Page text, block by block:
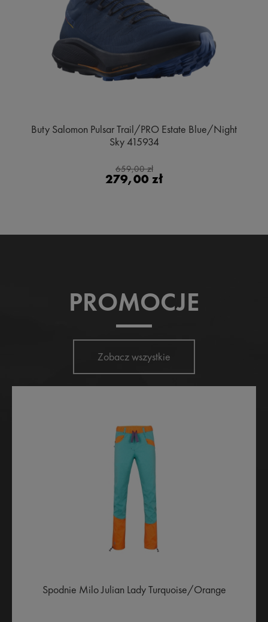
Buty Salomon Pulsar Trail/PRO Estate Blue/Night
Sky 415934
659,00 zł
279,00 zł
PROMOCJE
Zobacz wszystkie
Spodnie Milo Julian Lady Turquoise/Orange